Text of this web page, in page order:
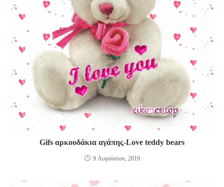
Gifs αρκουδάκια αγάπης-Love teddy bears
9 Αυγούστου, 2019